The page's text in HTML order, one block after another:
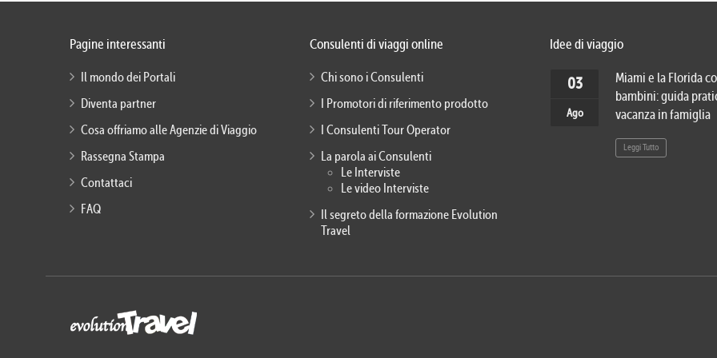
Pagine interessanti
Il mondo dei Portali
Diventa partner
Cosa offriamo alle Agenzie di Viaggio
Rassegna Stampa
Contattaci
FAQ
Consulenti di viaggi online
Chi sono i Consulenti
I Promotori di riferimento prodotto
I Consulenti Tour Operator
La parola ai Consulenti
Le Interviste
Le video Interviste
Il segreto della formazione Evolution
Travel
Idee di viaggio
03
Ago
Miami e la Florida
bambini: guida
vacanza in famiglia
Leggi Tutto